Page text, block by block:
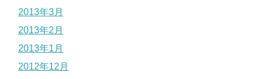
2013年3月
2013年2月
2013年1月
2012年12月